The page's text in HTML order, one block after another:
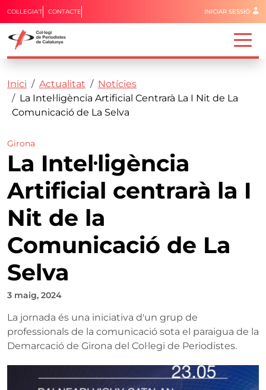
Vés al contingut
Capçalera
COL·LEGIA'T CONTACTE Menú del
INICIAR SESSIÓ
Fil d'ariadna
Inici Actualitat
Notícies
La Intel·ligència Artificial Centrarà La I Nit de La
Comunicació de La Selva
Girona
La Intel·ligència
Artificial centrarà la I
Nit de la
Comunicació de La
Selva
3 maig, 2024
La jornada és una iniciativa d'un grup de
professionals de la comunicació sota el paraigua de la
Demarcació de Girona del Col·legi de Periodistes.